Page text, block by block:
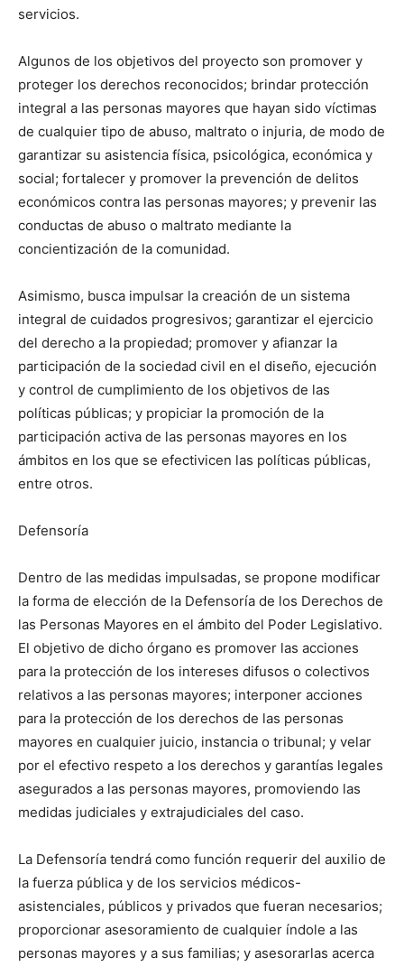
servicios.
Algunos de los objetivos del proyecto son promover y
proteger los derechos reconocidos; brindar protección
integral a las personas mayores que hayan sido víctimas
de cualquier tipo de abuso, maltrato o injuria, de modo de
garantizar su asistencia física, psicológica, económica y
social; fortalecer y promover la prevención de delitos
económicos contra las personas mayores; y prevenir las
conductas de abuso o maltrato mediante la
concientización de la comunidad.
Asimismo, busca impulsar la creación de un sistema
integral de cuidados progresivos; garantizar el ejercicio
del derecho a la propiedad; promover y afianzar la
participación de la sociedad civil en el diseño, ejecución
y control de cumplimiento de los objetivos de las
políticas públicas; y propiciar la promoción de la
participación activa de las personas mayores en los
ámbitos en los que se efectivicen las políticas públicas,
entre otros.
Defensoría
Dentro de las medidas impulsadas, se propone modificar
la forma de elección de la Defensoría de los Derechos de
las Personas Mayores en el ámbito del Poder Legislativo.
El objetivo de dicho órgano es promover las acciones
para la protección de los intereses difusos o colectivos
relativos a las personas mayores; interponer acciones
para la protección de los derechos de las personas
mayores en cualquier juicio, instancia o tribunal; y velar
por el efectivo respeto a los derechos y garantías legales
asegurados a las personas mayores, promoviendo las
medidas judiciales y extrajudiciales del caso.
La Defensoría tendrá como función requerir del auxilio de
la fuerza pública y de los servicios médicos-
asistenciales, públicos y privados que fueran necesarios;
proporcionar asesoramiento de cualquier índole a las
personas mayores y a sus familias; y asesorarlas acerca